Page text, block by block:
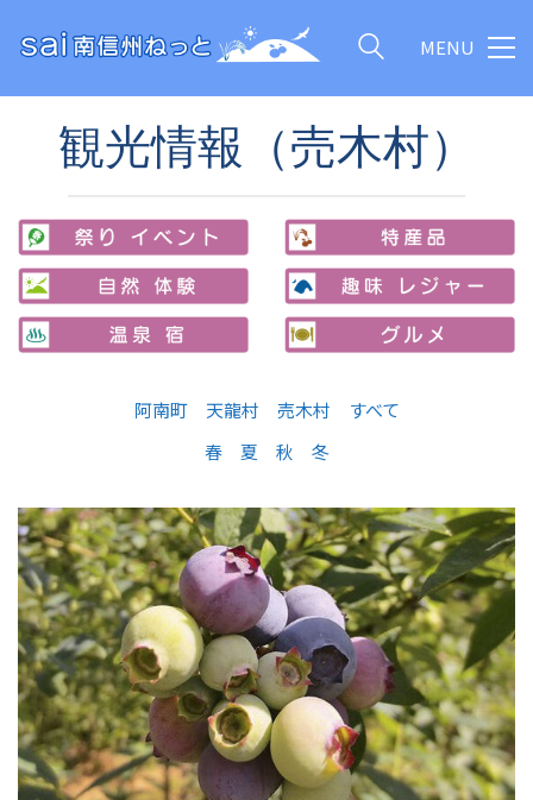
MENU
観光情報（売木村）
阿南町 天龍村 売木村
すべて
春
夏 秋 冬